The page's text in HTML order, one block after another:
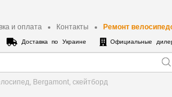
и оплата Контакты Ремонт
Доставка по Украине Официальные
Bergamont, cкейтборд